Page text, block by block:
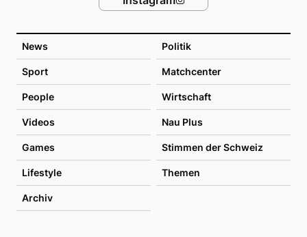
News Politik
Sport Matchcenter
People Wirtschaft
Videos Nau Plus
Games Stimmen der Schweiz
Lifestyle Themen
Archiv